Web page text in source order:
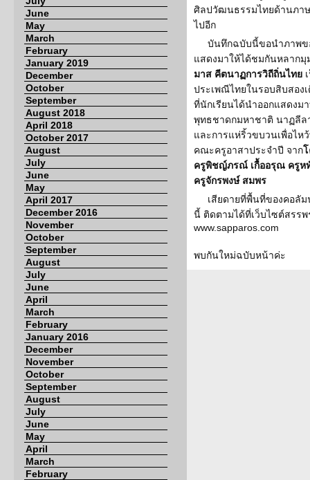
June
May
March
February
January 2019
December
October
September
August 2018
April 2018
October 2017
August
July
June
May
April 2017
December 2016
November
October
September
August
July
June
April
March
February
January 2016
December
November
October
September
August
July
June
May
April
March
February
ศิลปวัฒนธรรมไทยด้านภา
ไปอีก
บันทึกฉบับนี้ขอนำภาพข
แสดงมาให้ได้ชมกันหลาก
มาส คีตนาฏการวิถีถิ่นไทย
ประเพณีไทยในรอบสิบสอง
ที่นักเรียนได้นำออกแสดงม
พุทธชาดกมหาชาติ นาฏลีล
และการแห่ริ้วขบวนเพื่อไห
คณะครูอาสาประจำปี จาก
ครูพิชญ์ภรณ์ เกื้ออรุณ ครูห
ครูจักรพงษ์ สมพร
เสียดายที่พื้นที่ของคอลั
นี้ ติดตามได้ที่เว็บไซต์สรร
www.sapparos.com
พบกันใหม่ฉบับหน้าค่ะ